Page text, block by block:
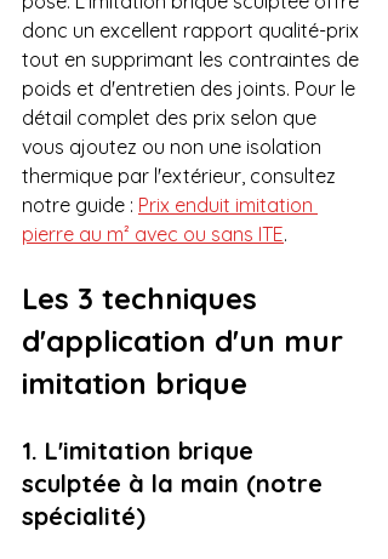
donc un excellent rapport qualité-prix
tout en supprimant les contraintes de
poids et d'entretien des joints. Pour le
détail complet des prix selon que
vous ajoutez ou non une isolation
thermique par l'extérieur, consultez
notre guide : Prix enduit imitation
pierre au m² avec ou sans ITE.
Les 3 techniques
d'application d'un mur
imitation brique
1. L'imitation brique
sculptée à la main (notre
spécialité)